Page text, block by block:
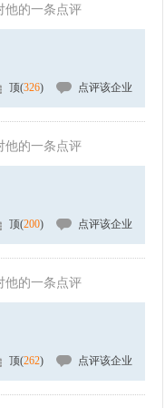
他的一条点评
顶(326) 点评该企业
他的一条点评
顶(200) 点评该企业
他的一条点评
顶(262) 点评该企业